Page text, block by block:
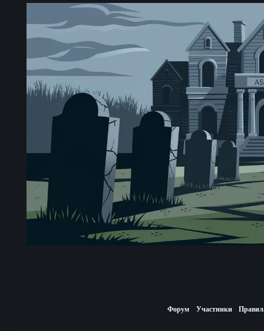
Форум Участники